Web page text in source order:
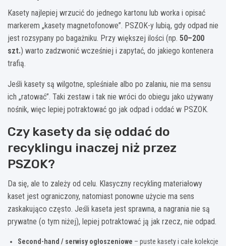
Kasety najlepiej wrzucić do jednego kartonu lub worka i opisać
markerem „kasety magnetofonowe”. PSZOK-y lubią, gdy odpad nie
jest rozsypany po bagażniku. Przy większej ilości (np. 50–200
szt.) warto zadzwonić wcześniej i zapytać, do jakiego kontenera
trafią.
Jeśli kasety są wilgotne, spleśniałe albo po zalaniu, nie ma sensu
ich „ratować”. Taki zestaw i tak nie wróci do obiegu jako używany
nośnik, więc lepiej potraktować go jak odpad i oddać w PSZOK.
Czy kasety da się oddać do
recyklingu inaczej niż przez
PSZOK?
Da się, ale to zależy od celu. Klasyczny recykling materiałowy
kaset jest ograniczony, natomiast ponowne użycie ma sens
zaskakująco często. Jeśli kaseta jest sprawna, a nagrania nie są
prywatne (o tym niżej), lepiej potraktować ją jak rzecz, nie odpad.
Second-hand / serwisy ogłoszeniowe – puste kasety i całe kolekcje